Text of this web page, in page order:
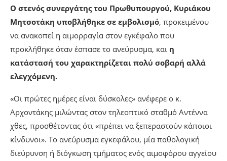
Ο στενός συνεργάτης του Πρωθυπουργού, Κυριάκου
Μητσοτάκη υποβλήθηκε σε εμβολισμό, προκειμένου
να ανακοπεί η αιμορραγία στον εγκέφαλο που
προκλήθηκε όταν έσπασε το ανεύρυσμα, και η
κατάστασή του χαρακτηρίζεται πολύ σοβαρή αλλά
ελεγχόμενη.
«Οι πρώτες ημέρες είναι δύσκολες» ανέφερε ο κ.
Αρχοντάκης μιλώντας στον τηλεοπτικό σταθμό Αντέννα
χθες, προσθέτοντας ότι «πρέπει να ξεπεραστούν κάποιοι
κίνδυνοι». Το ανεύρυσμα εγκεφάλου, μία παθολογική
διεύρυνση ή διόγκωση τμήματος ενός αιμοφόρου αγγείου